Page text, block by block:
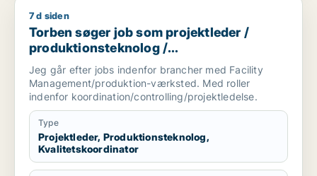
Torben søger job som projektleder / produktionsteknolog /
7 d siden
Torben søger job som projektleder /
produktionsteknolog /
kvalitetskoordinator
Jeg går efter jobs indenfor brancher med Facility
Management/produktion-værksted. Med roller
indenfor koordination/controlling/projektledelse.
Type
Projektleder, Produktionsteknolog,
Kvalitetskoordinator